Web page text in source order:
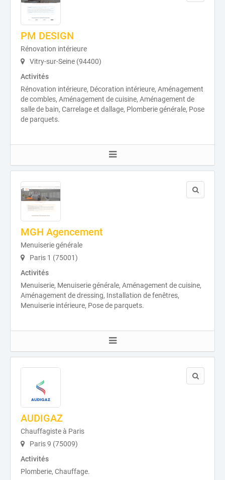
PM DESIGN
Rénovation intérieure
Vitry-sur-Seine (94400)
Activités
Rénovation intérieure, Décoration intérieure, Aménagement
de combles, Aménagement de cuisine, Aménagement de
salle de bain, Carrelage et dallage, Plomberie générale, Pose
de parquets.
MGH Agencement
Menuiserie générale
Paris 1 (75001)
Activités
Menuiserie, Menuiserie générale, Aménagement de cuisine,
Aménagement de dressing, Installation de fenêtres,
Menuiserie intérieure, Pose de parquets.
AUDIGAZ
Chauffagiste à Paris
Paris 9 (75009)
Activités
Plomberie, Chauffage.